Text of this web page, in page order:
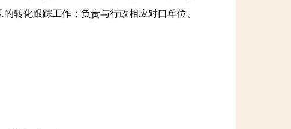
转化跟踪工作；负责与行政相应对口单位、